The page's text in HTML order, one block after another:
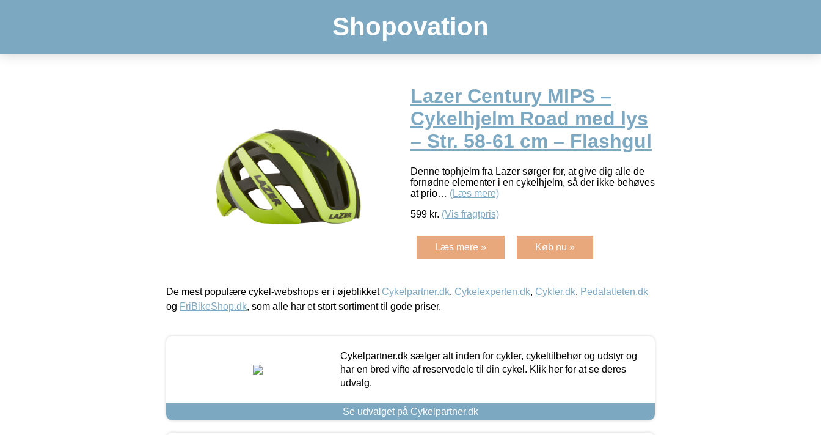
Shopovation
Lazer Century MIPS –
Cykelhjelm Road med lys
– Str. 58-61 cm – Flashgul
Denne tophjelm fra Lazer sørger for, at give dig alle de
fornødne elementer i en cykelhjelm, så der ikke behøves
at prio… (Læs mere)
599 kr. (Vis fragtpris)
Læs mere » Køb nu »
De mest populære cykel-webshops er i øjeblikket Cykelpartner.dk, Cykelexperten.dk, Cykler.dk, Pedalatleten.dk
og FriBikeShop.dk, som alle har et stort sortiment til gode priser.
Cykelpartner.dk sælger alt inden for cykler, cykeltilbehør og udstyr og
har en bred vifte af reservedele til din cykel. Klik her for at se deres
udvalg.
Se udvalget på Cykelpartner.dk